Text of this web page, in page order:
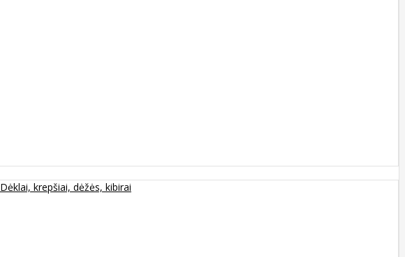
Dėklai, krepšiai, dėžės, kibirai